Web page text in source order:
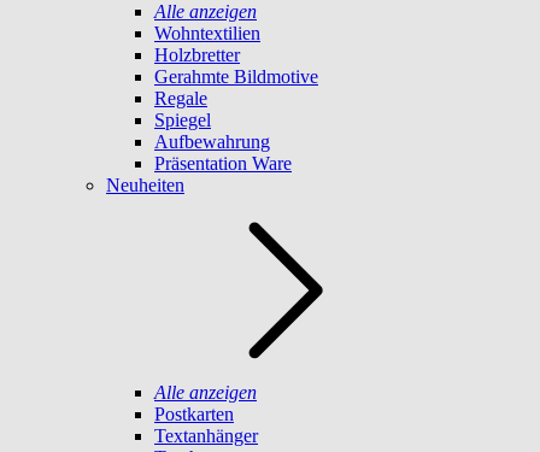
Alle anzeigen
Wohntextilien
Holzbretter
Gerahmte Bildmotive
Regale
Spiegel
Aufbewahrung
Präsentation Ware
Neuheiten
Alle anzeigen
Postkarten
Textanhänger